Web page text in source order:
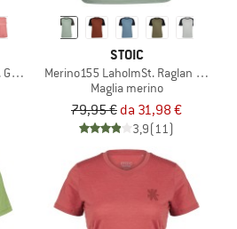
Tank
STOIC
Merino155 LaholmSt. Raglan Shirt
Maglia merino
79,95 € da 31,98 €
3,9(11)